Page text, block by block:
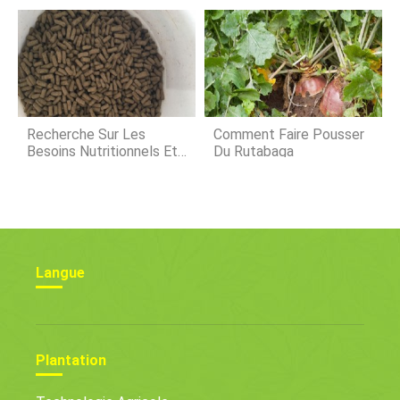
Les Enfants
Recherche Sur Les
Besoins Nutritionnels Et
Comment Faire Pousser
Du Rutabaga
Langue
Plantation